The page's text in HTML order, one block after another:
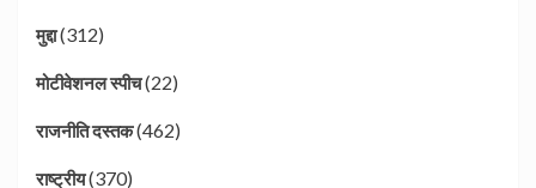
मुद्दा(312)
मोटीवेशनल स्पीच(22)
राजनीति दस्तक(462)
राष्ट्रीय(370)